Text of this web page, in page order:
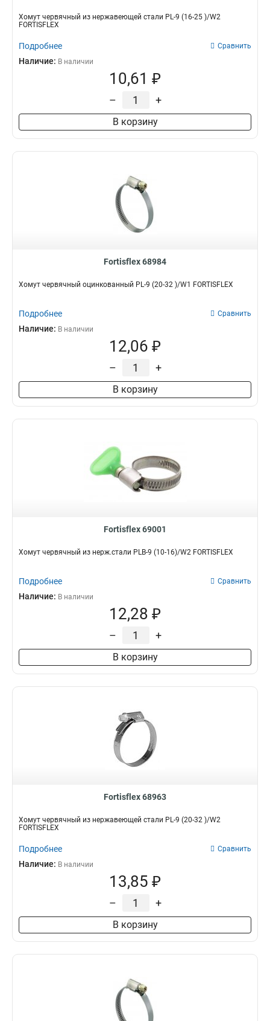
Хомут червячный из нержавеющей стали PL-9 (16-25 )/W2
FORTISFLEX
Подробнее Сравнить
Наличие: В наличии
10,61 ₽
– +
В корзину
Fortisflex 68984
Хомут червячный оцинкованный PL-9 (20-32 )/W1 FORTISFLEX
Подробнее Сравнить
Наличие: В наличии
12,06 ₽
– +
В корзину
Fortisflex 69001
Хомут червячный из нерж.стали PLB-9 (10-16)/W2 FORTISFLEX
Подробнее Сравнить
Наличие: В наличии
12,28 ₽
– +
В корзину
Fortisflex 68963
Хомут червячный из нержавеющей стали PL-9 (20-32 )/W2
FORTISFLEX
Подробнее Сравнить
Наличие: В наличии
13,85 ₽
– +
В корзину